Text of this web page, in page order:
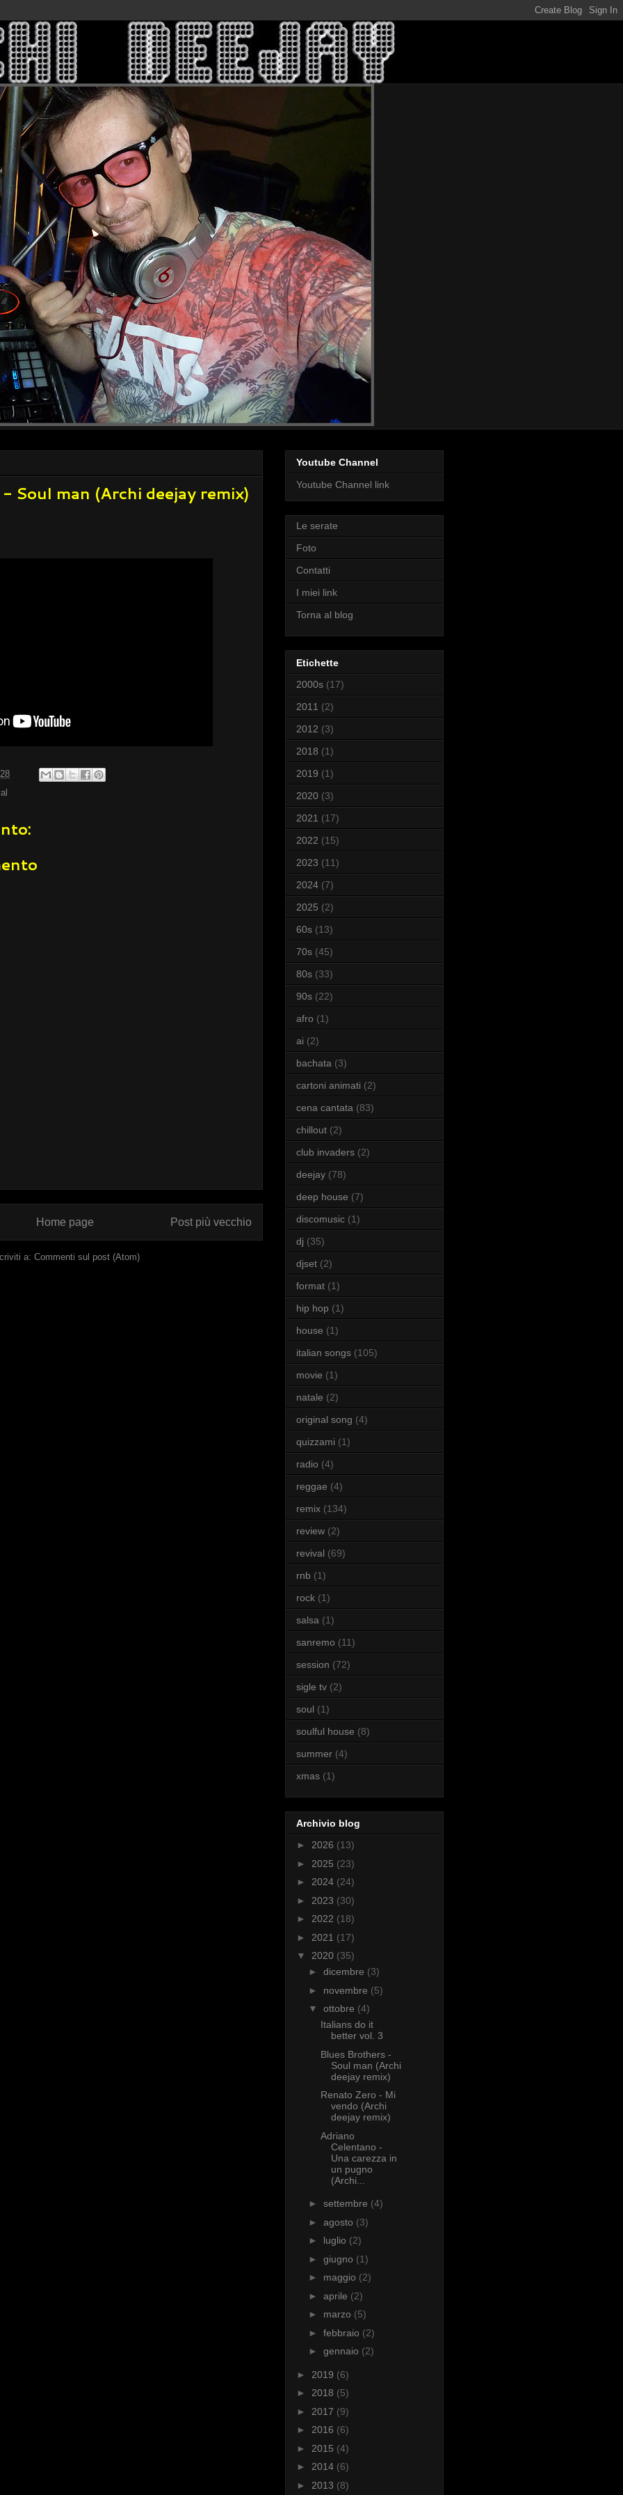
Soul man (Archi deejay remix)
Post più vecchio
Home page
a: Commenti sul post (Atom)
Youtube Channel
Youtube Channel link
Le serate
Foto
Contatti
I miei link
Torna al blog
Etichette
2000s (17)
2011 (2)
2012 (3)
2018 (1)
2019 (1)
2020 (3)
2021 (17)
2022 (15)
2023 (11)
2024 (7)
2025 (2)
60s (13)
70s (45)
80s (33)
90s (22)
afro (1)
ai (2)
bachata (3)
cartoni animati (2)
cena cantata (83)
chillout (2)
club invaders (2)
deejay (78)
deep house (7)
discomusic (1)
dj (35)
djset (2)
format (1)
hip hop (1)
house (1)
italian songs (105)
movie (1)
natale (2)
original song (4)
quizzami (1)
radio (4)
reggae (4)
remix (134)
review (2)
revival (69)
rnb (1)
rock (1)
salsa (1)
sanremo (11)
session (72)
sigle tv (2)
soul (1)
soulful house (8)
summer (4)
xmas (1)
Archivio blog
► 2026 (13)
► 2025 (23)
► 2024 (24)
► 2023 (30)
► 2022 (18)
► 2021 (17)
▼ 2020 (35)
► dicembre (3)
► novembre (5)
▼ ottobre (4)
Italians do it
better vol. 3
Blues Brothers -
Soul man (Archi
deejay remix)
Renato Zero - Mi
vendo (Archi
deejay remix)
Adriano
Celentano -
Una carezza in
un pugno
(Archi...
► settembre (4)
► agosto (3)
► luglio (2)
► giugno (1)
► maggio (2)
► aprile (2)
► marzo (5)
► febbraio (2)
► gennaio (2)
► 2019 (6)
► 2018 (5)
► 2017 (9)
► 2016 (6)
► 2015 (4)
► 2014 (6)
► 2013 (8)